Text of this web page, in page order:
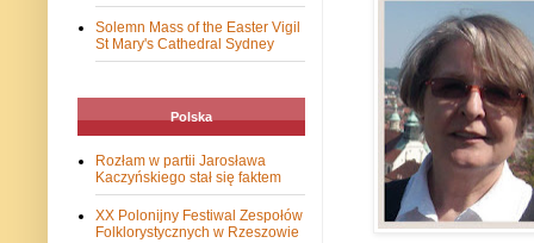
Solemn Mass of the Easter Vigil
St Mary's Cathedral Sydney
Polska
Rozłam w partii Jarosława
Kaczyńskiego stał się faktem
XX Polonijny Festiwal Zespołów
Folklorystycznych w Rzeszowie